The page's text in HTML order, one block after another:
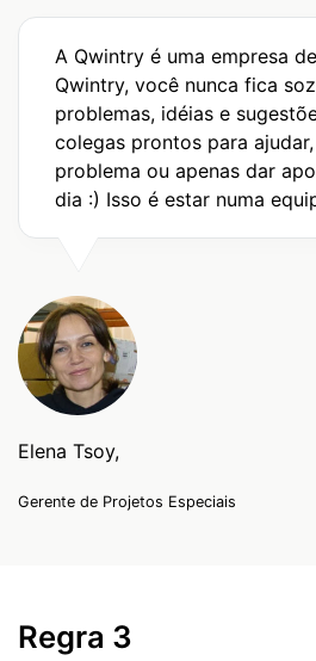
A Qwintry é uma empresa
Qwintry, você nunca fica
problemas, idéias e
colegas prontos para
problema ou apenas dar
dia :) Isso é estar numa
Elena Tsoy,
Gerente de Projetos Especiais
Regra 3